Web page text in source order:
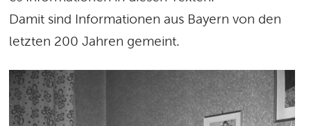
Damit sind Informationen aus Bayern von den
letzten 200 Jahren gemeint.